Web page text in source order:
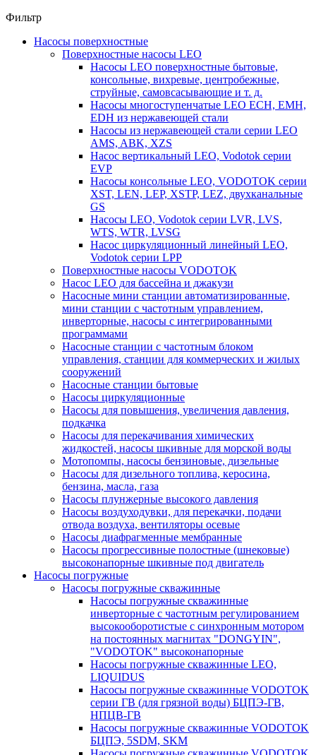
Фильтр
Насосы поверхностные
Поверхностные насосы LEO
Насосы LEO поверхностные бытовые,
консольные, вихревые, центробежные,
струйные, самовсасывающие и т. д.
Насосы многоступенчатые LEO ECH, EMH,
EDH из нержавеющей стали
Насосы из нержавеющей стали серии LEO
AMS, ABK, XZS
Насос вертикальный LEO, Vodotok серии
EVP
Насосы консольные LEO, VODOTOK серии
XST, LEN, LEP, XSTP, LEZ, двухканальные
GS
Насосы LEO, Vodotok серии LVR, LVS,
WTS, WTR, LVSG
Насос циркуляционный линейный LEO,
Vodotok серии LPP
Поверхностные насосы VODOTOK
Насос LEO для бассейна и джакузи
Насосные мини станции автоматизированные,
мини станции с частотным управлением,
инверторные, насосы с интегрированными
программами
Насосные станции с частотным блоком
управления, станции для коммерческих и жилых
сооружений
Насосные станции бытовые
Насосы циркуляционные
Насосы для повышения, увеличения давления,
подкачка
Насосы для перекачивания химических
жидкостей, насосы шкивные для морской воды
Мотопомпы, насосы бензиновые, дизельные
Насосы для дизельного топлива, керосина,
бензина, масла, газа
Насосы плунжерные высокого давления
Насосы воздуходувки, для перекачки, подачи
отвода воздуха, вентиляторы осевые
Насосы диафрагменные мембранные
Насосы прогрессивные полостные (шнековые)
высоконапорные шкивные под двигатель
Насосы погружные
Насосы погружные скважинные
Насосы погружные скважинные
инверторные с частотным регулированием
высокооборотистые с синхронным мотором
на постоянных магнитах "DONGYIN",
"VODOTOK" высоконапорные
Насосы погружные скважинные LEO,
LIQUIDUS
Насосы погружные скважинные VODOTOK
серии ГВ (для грязной воды) БЦПЭ-ГВ,
НПЦВ-ГВ
Насосы погружные скважинные VODOTOK
БЦПЭ, 5SDM, SKM